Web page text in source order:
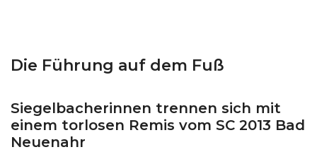
Die Führung auf dem Fuß
Siegelbacherinnen trennen sich mit
einem torlosen Remis vom SC 2013 Bad
Neuenahr